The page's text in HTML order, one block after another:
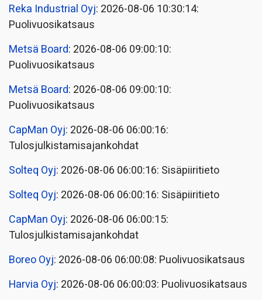
Reka Industrial Oyj: 2026-08-06 10:30:14:
Puolivuosikatsaus
Metsä Board: 2026-08-06 09:00:10:
Puolivuosikatsaus
Metsä Board: 2026-08-06 09:00:10:
Puolivuosikatsaus
CapMan Oyj: 2026-08-06 06:00:16:
Tulosjulkistamisajankohdat
Solteq Oyj: 2026-08-06 06:00:16: Sisäpiiritieto
Solteq Oyj: 2026-08-06 06:00:16: Sisäpiiritieto
CapMan Oyj: 2026-08-06 06:00:15:
Tulosjulkistamisajankohdat
Boreo Oyj: 2026-08-06 06:00:08: Puolivuosikatsaus
Harvia Oyj: 2026-08-06 06:00:03: Puolivuosikatsaus